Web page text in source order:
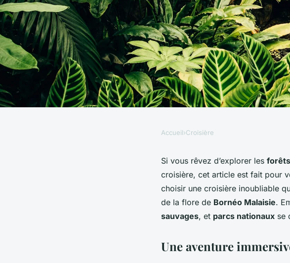
Comment choisir une
offre des randonnées
les forêts tropicales de
Accueil›Croisière
Si vous rêvez d’explorer les
croisière, cet article est fait pour
choisir une croisière inoubliable
de la flore de Bornéo Malaisie.
sauvages, et parcs nationaux se
Une aventure